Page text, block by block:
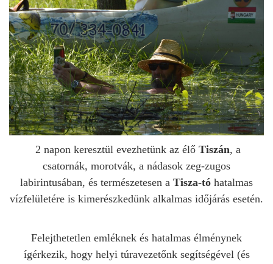
2 napon keresztül evezhetünk az élő Tiszán, a
csatornák, morotvák, a nádasok zeg-zugos
labirintusában, és természetesen a Tisza-tó hatalmas
vízfelületére is kimerészkedünk alkalmas időjárás esetén.
Felejthetetlen emléknek és hatalmas élménynek
ígérkezik, hogy helyi túravezetőnk segítségével (és